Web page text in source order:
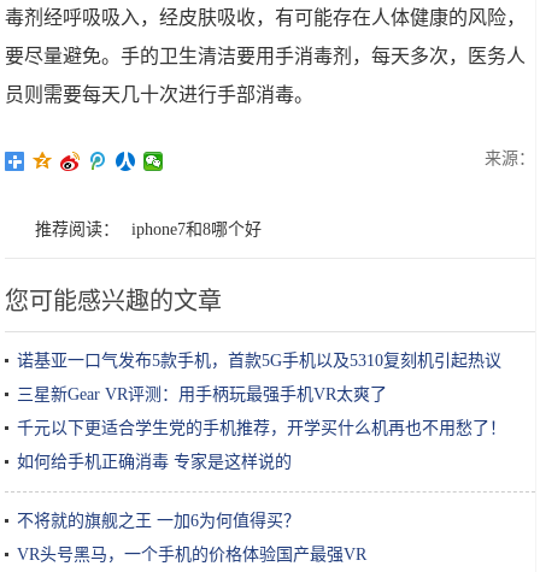
毒剂经呼吸吸入，经皮肤吸收，有可能存在人体健康的风险，
要尽量避免。手的卫生清洁要用手消毒剂，每天多次，医务人
员则需要每天几十次进行手部消毒。
来源：
推荐阅读： iphone7和8哪个好
您可能感兴趣的文章
诺基亚一口气发布5款手机，首款5G手机以及5310复刻机引起热议
三星新Gear VR评测：用手柄玩最强手机VR太爽了
千元以下更适合学生党的手机推荐，开学买什么机再也不用愁了！
如何给手机正确消毒 专家是这样说的
不将就的旗舰之王 一加6为何值得买？
VR头号黑马，一个手机的价格体验国产最强VR